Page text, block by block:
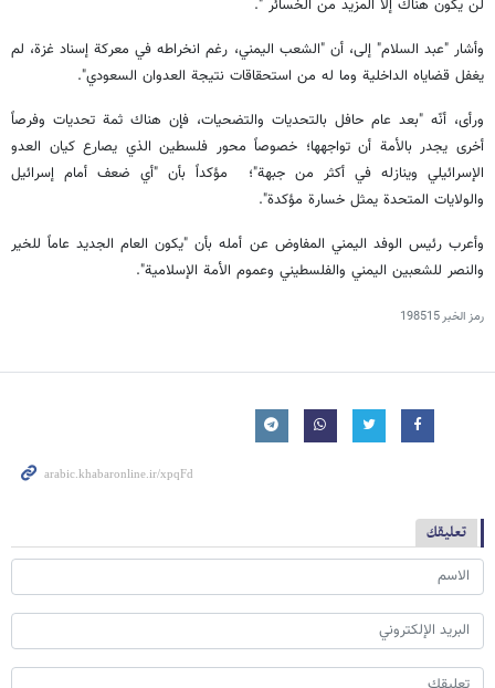
لن يكون هناك إلا المزيد من الخسائر ".
وأشار "عبد السلام" إلى، أن "الشعب اليمني، رغم انخراطه في معركة إسناد غزة، لم
يغفل قضاياه الداخلية وما له من استحقاقات نتيجة العدوان السعودي".
ورأى، أنّه "بعد عام حافل بالتحديات والتضحيات، فإن هناك ثمة تحديات وفرصاً
أخرى يجدر بالأمة أن تواجهها؛ خصوصاً محور فلسطين الذي يصارع كيان العدو
الإسرائيلي وينازله في أكثر من جبهة"؛ مؤكداً بأن "أي ضعف أمام إسرائيل
والولايات المتحدة يمثل خسارة مؤكدة".
وأعرب رئيس الوفد اليمني المفاوض عن أمله بأن "يكون العام الجديد عاماً للخير
والنصر للشعبين اليمني والفلسطيني وعموم الأمة الإسلامية".
رمز الخبر198515
تعليقك